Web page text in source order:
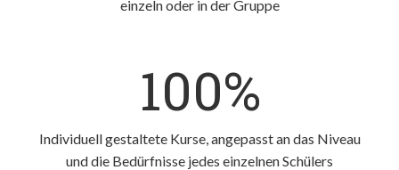
einzeln oder in der Gruppe
100%
Individuell gestaltete Kurse, angepasst an das Niveau
und die Bedürfnisse jedes einzelnen Schülers